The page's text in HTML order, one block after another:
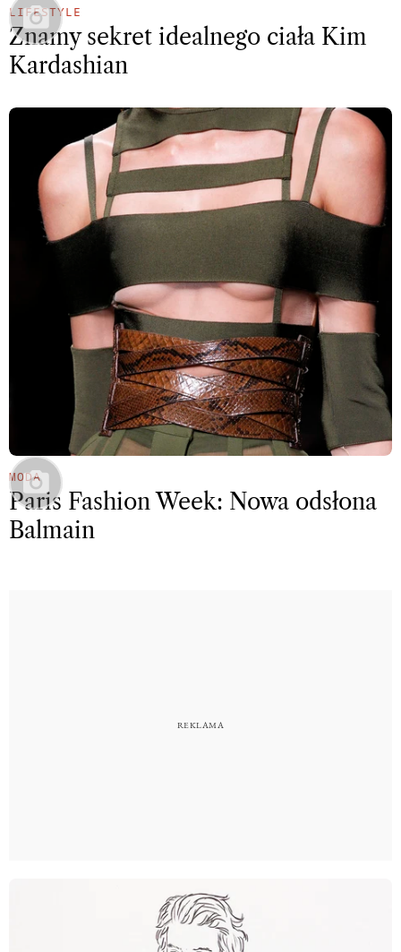
LIFESTYLE
Znamy sekret idealnego ciała Kim
Kardashian
MODA
Paris Fashion Week: Nowa odsłona
Balmain